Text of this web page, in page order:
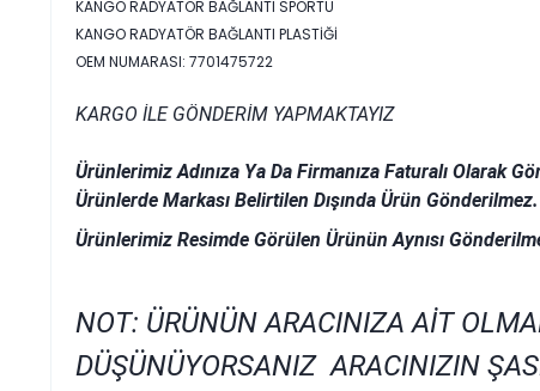
KANGO RADYATÖR BAĞLANTI SPORTU
KANGO RADYATÖR BAĞLANTI PLASTİĞİ
OEM NUMARASI: 7701475722
KARGO İLE GÖNDERİM YAPMAKTAYIZ
Ürünlerimiz Adınıza Ya Da Firmanıza Faturalı Olarak
Ürünlerde Markası Belirtilen Dışında Ürün Gönderilmez.
Ürünlerimiz Resimde Görülen Ürünün Aynısı
NOT: ÜRÜNÜN ARACINIZA AİT
DÜŞÜNÜYORSANIZ ARACINIZIN